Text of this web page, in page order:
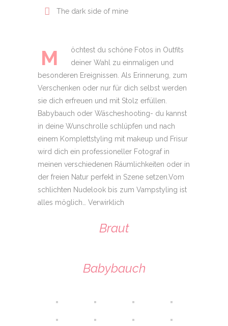
The dark side of mine
M
öchtest du schöne Fotos in Outfits
deiner Wahl zu einmaligen und
besonderen Ereignissen. Als Erinnerung, zum
Verschenken oder nur für dich selbst werden
sie dich erfreuen und mit Stolz erfüllen.
Babybauch oder Wäscheshooting- du kannst
in deine Wunschrolle schlüpfen und nach
einem Komplettstyling mit makeup und Frisur
wird dich ein professioneller Fotograf in
meinen verschiedenen Räumlichkeiten oder in
der freien Natur perfekt in Szene setzen.Vom
schlichten Nudelook bis zum Vampstyling ist
alles möglich… Verwirklich
Braut
Babybauch